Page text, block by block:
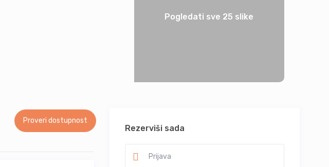
Pogledati sve 25 slike
Proveri dostupnost
Rezerviši sada